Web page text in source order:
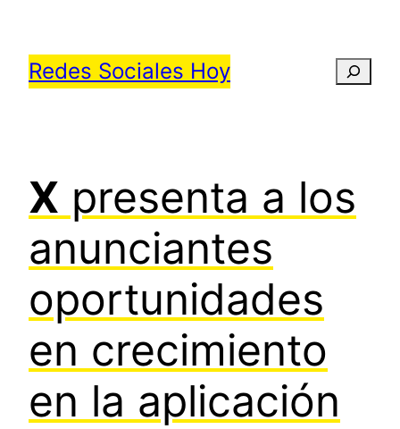
contenido
Redes Sociales Hoy
X presenta a los
anunciantes
oportunidades
en crecimiento
en la aplicación